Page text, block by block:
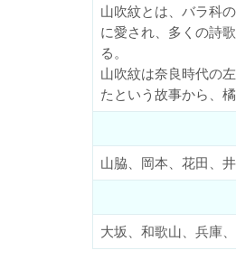
山吹紋とは、バラ科
に愛され、多くの詩
る。
山吹紋は奈良時代の
たという故事から、
山脇、岡本、花田、
大坂、和歌山、兵庫